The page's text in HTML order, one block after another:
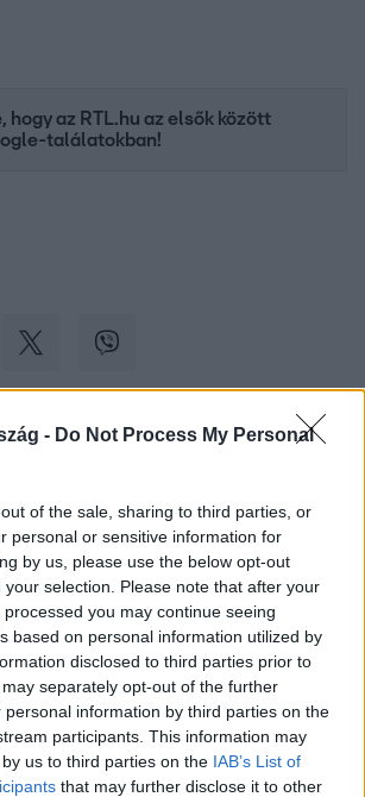
- Do Not Process My Personal
of the sale, sharing to third parties, or
personal or sensitive information for
by us, please use the below opt-out
selection. Please note that after your
you may continue seeing
based on personal information utilized by
disclosed to third parties prior to
separately opt-out of the further
personal information by third parties on the
participants. This information may
us to third parties on the IAB’s List of
that may further disclose it to other
hogy az RTL.hu az elsők között
találatokban!
és értesülj a friss hírekről a
Követem
PÉTER
#IZRAEL #GÁZA ÖVEZET